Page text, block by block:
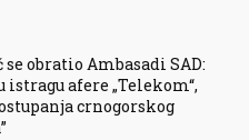
se obratio Ambasadi SAD:
istragu afere „Telekom“,
crnogorskog